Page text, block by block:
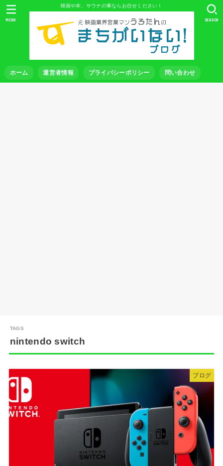
映画や本、サウナの事ならお任せください！
ホーム 運営者情報 プライバシーポリシー 問い合わせ
SEARCH
MENU
nintendo switch
ブログ